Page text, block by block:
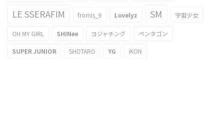
LE SSERAFIM fromis_9 Lovelyz SM 宇宙少女
OH MY GIRL SHINee ヨジャチング ペンタゴン
SUPER JUNIOR SHOTARO YG iKON